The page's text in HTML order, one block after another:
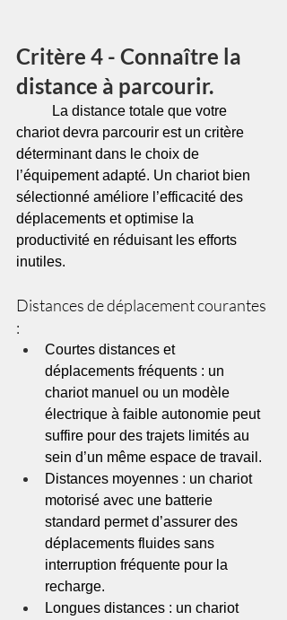
Critère 4 - Connaître la
distance à parcourir.
chariot devra parcourir est un critère
déterminant dans le choix de
l’équipement adapté. Un chariot bien
sélectionné améliore l’efficacité des
déplacements et optimise la
productivité en réduisant les efforts
inutiles.
Distances de déplacement courantes
:
Courtes distances et
déplacements fréquents : un
chariot manuel ou un modèle
électrique à faible autonomie peut
suffire pour des trajets limités au
sein d’un même espace de travail.
Distances moyennes : un chariot
motorisé avec une batterie
standard permet d’assurer des
déplacements fluides sans
interruption fréquente pour la
recharge.
Longues distances : un chariot